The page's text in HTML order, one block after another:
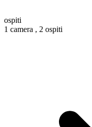
ospiti
1 camera , 2 ospiti